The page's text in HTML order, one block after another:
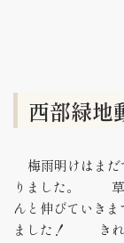
西部緑地
梅雨明けはまだ
りました。 草
んと伸びていき
ました！ きれ